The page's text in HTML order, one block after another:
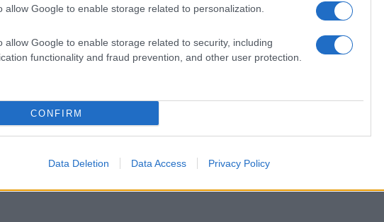
allow Google to enable storage related to personalization.
allow Google to enable storage related to security, including
functionality and fraud prevention, and other user protection.
CONFIRM
Data Deletion Data Access Privacy Policy
Invia un Comunicato Stampa|Pubblicità|Segnala
e ricevi le nostre email periodiche contenenti le ultime notizie pubblicate sul sito web!